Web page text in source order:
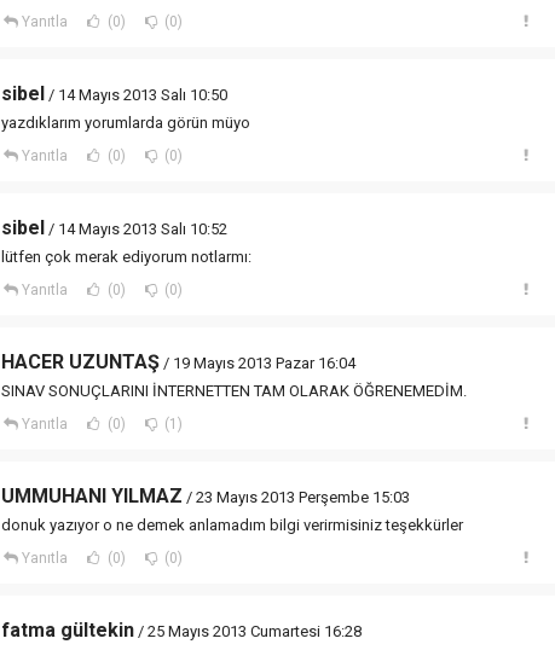
Yanıtla (0) (0)
sibel / 14 Mayıs 2013 Salı 10:50
yazdıklarım yorumlarda görün müyo
Yanıtla (0) (0)
sibel / 14 Mayıs 2013 Salı 10:52
lütfen çok merak ediyorum notlarmı:
Yanıtla (0) (0)
HACER UZUNTAŞ / 19 Mayıs 2013 Pazar 16:04
SINAV SONUÇLARINI İNTERNETTEN TAM OLARAK ÖĞRENEMEDİM.
Yanıtla (0) (1)
UMMUHANI YILMAZ / 23 Mayıs 2013 Perşembe 15:03
donuk yazıyor o ne demek anlamadım bilgi verirmisiniz teşekkürler
Yanıtla (0) (0)
fatma gültekin / 25 Mayıs 2013 Cumartesi 16:28